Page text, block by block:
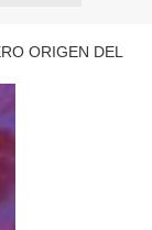
ORIGEN DEL